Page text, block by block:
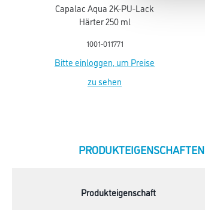
Capalac Aqua 2K-PU-Lack
Härter 250 ml
1001-011771
Bitte einloggen, um Preise
zu sehen
CURRENT
PRODUKTEIGENSCHAFTEN
Produkteigenschaft